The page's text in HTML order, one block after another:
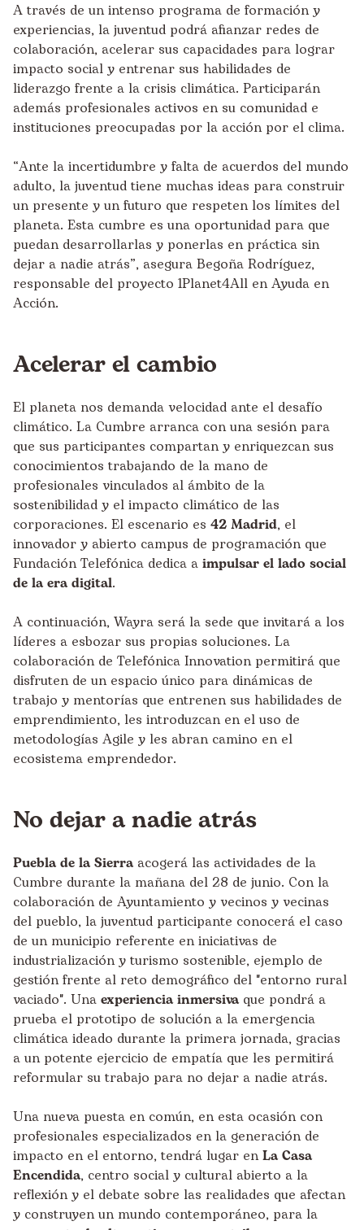
A través de un intenso programa de formación y
experiencias, la juventud podrá afianzar redes de
colaboración, acelerar sus capacidades para lograr
impacto social y entrenar sus habilidades de
liderazgo frente a la crisis climática. Participarán
además profesionales activos en su comunidad e
instituciones preocupadas por la acción por el clima.
“Ante la incertidumbre y falta de acuerdos del mundo
adulto, la juventud tiene muchas ideas para construir
un presente y un futuro que respeten los límites del
planeta. Esta cumbre es una oportunidad para que
puedan desarrollarlas y ponerlas en práctica sin
dejar a nadie atrás”, asegura Begoña Rodríguez,
responsable del proyecto 1Planet4All en Ayuda en
Acción.
Acelerar el cambio
El planeta nos demanda velocidad ante el desafío
climático. La Cumbre arranca con una sesión para
que sus participantes compartan y enriquezcan sus
conocimientos trabajando de la mano de
profesionales vinculados al ámbito de la
sostenibilidad y el impacto climático de las
corporaciones. El escenario es 42 Madrid, el
innovador y abierto campus de programación que
Fundación Telefónica dedica a impulsar el lado social
de la era digital.
A continuación, Wayra será la sede que invitará a los
líderes a esbozar sus propias soluciones. La
colaboración de Telefónica Innovationpermitirá que
disfruten de un espacio único para dinámicas de
trabajo y mentorías que entrenen sus habilidades de
emprendimiento, les introduzcan en el uso de
metodologías Agile y les abran camino en el
ecosistema emprendedor.
No dejar a nadie atrás
Puebla de la Sierra acogerá las actividades de la
Cumbre durante la mañana del 28 de junio. Con la
colaboración de Ayuntamiento y vecinos y vecinas
del pueblo, la juventud participante conocerá el caso
de un municipio referente en iniciativas de
industrialización y turismo sostenible, ejemplo de
gestión frente al reto demográfico del "entorno rural
vaciado". Una experiencia inmersivaque pondrá a
prueba el prototipo de solución a la emergencia
climática ideado durante la primera jornada, gracias
a un potente ejercicio de empatía que les permitirá
reformular su trabajo para no dejar a nadie atrás.
Una nueva puesta en común, en esta ocasión con
profesionales especializados en la generación de
impacto en el entorno, tendrá lugar enLa Casa
Encendida, centro social y cultural abierto a la
reflexión y el debate sobre las realidades que afectan
y construyen un mundo contemporáneo, para la